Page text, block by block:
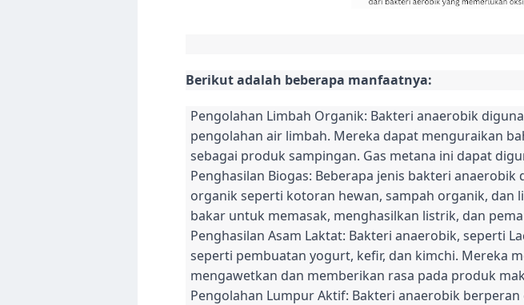
Berikut adalah beberapa manfaatnya:
Pengolahan Limbah Organik: Bakteri anaerobik
pengolahan air limbah. Mereka dapat menguraikan
sebagai produk sampingan. Gas metana ini dapat
Penghasilan Biogas: Beberapa jenis bakteri
organik seperti kotoran hewan, sampah organik, dan
bakar untuk memasak, menghasilkan listrik, dan
Penghasilan Asam Laktat: Bakteri anaerobik, seperti
seperti pembuatan yogurt, kefir, dan kimchi. Mereka
mengawetkan dan memberikan rasa pada produk
Pengolahan Lumpur Aktif: Bakteri anaerobik